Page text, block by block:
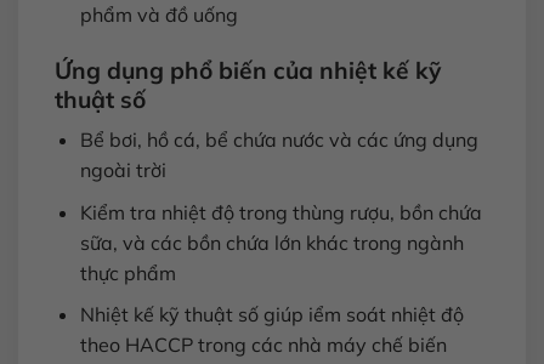
phẩm và đồ uống
Ứng dụng phổ biến của nhiệt kế kỹ
thuật số
Bể bơi, hồ cá, bể chứa nước và các ứng dụng
ngoài trời
Kiểm tra nhiệt độ trong thùng rượu, bồn chứa
sữa, và các bồn chứa lớn khác trong ngành
thực phẩm
Nhiệt kế kỹ thuật số giúp iểm soát nhiệt độ
theo HACCP trong các nhà máy chế biến